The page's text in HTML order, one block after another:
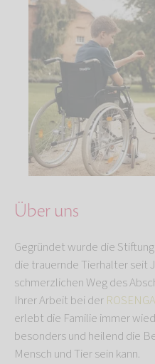
Über uns
Gegründet wurde die
die trauernde Tierhalter seit
schmerzlichen Weg des
Ihrer Arbeit bei der
erlebt die Familie immer
besonders und heilend die
Mensch und Tier sein kann.